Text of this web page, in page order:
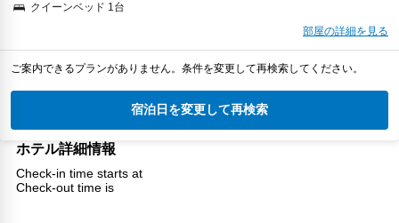
クイーンベッド 1台
部屋の詳細を見る
ご案内できるプランがありません。条件を変更して再検索してください。
宿泊日を変更して再検索
ホテル詳細情報
Check-in time starts at
Check-out time is